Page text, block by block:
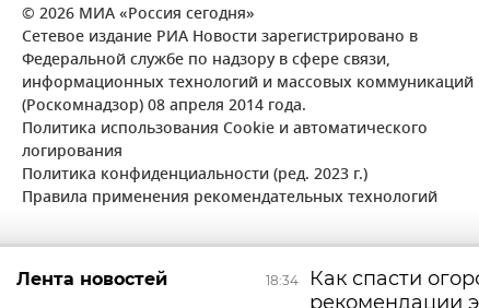
© 2026 МИА «Россия сегодня»
Сетевое издание РИА Новости зарегистрировано в
Федеральной службе по надзору в сфере связи,
информационных технологий и массовых коммуникаций
(Роскомнадзор) 08 апреля 2014 года.
Политика использования Cookie и автоматического
логирования
Политика конфиденциальности (ред. 2023 г.)
Правила применения рекомендательных технологий
18:34
Как спасти
рекомендации
Лента новостей